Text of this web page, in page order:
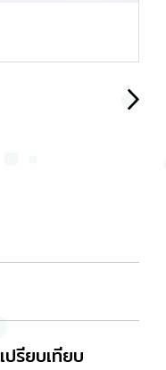
เปรียบเทียบ